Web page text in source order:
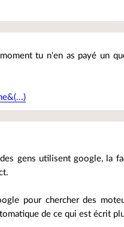
tu n'en as payé un
gens utilisent google, la
pour chercher des
de ce qui est écrit